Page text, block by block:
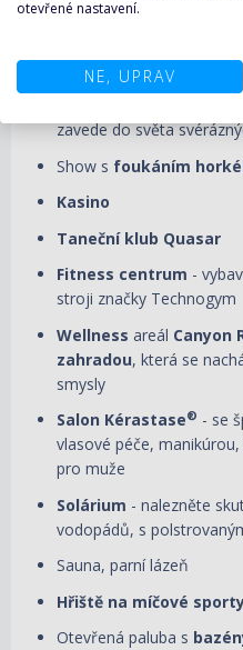
pojme štědré publikum,
uvádí produkční show
vývoj hudby od klasické
zavede do světa
Show s foukáním
Kasino
Taneční klub Quasar
Fitness centrum -
stroji značky Technogym
Wellness areál Canyon
zahradou, která se
smysly
Salon Kérastase® - se
vlasové péče,
pro muže
Solárium - nalezněte
vodopádů, s
Sauna, parní lázeň
Hřiště na míčové
Otevřená paluba s
otevřené nastavení.
NE, UPRAV